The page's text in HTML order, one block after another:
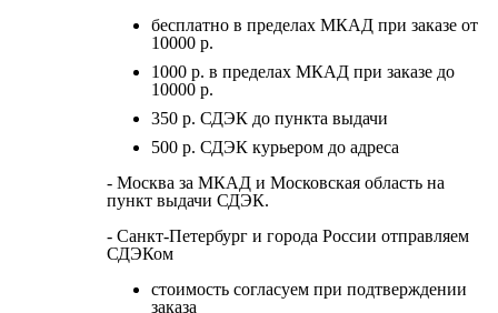
бесплатно в пределах МКАД при заказе от
10000 р.
1000 р. в пределах МКАД при заказе до
10000 р.
350 р. СДЭК до пункта выдачи
500 р. СДЭК курьером до адреса
- Москва за МКАД и Московская область на
пункт выдачи СДЭК.
- Санкт-Петербург и города России отправляем
СДЭКом
стоимость согласуем при подтверждении
заказа